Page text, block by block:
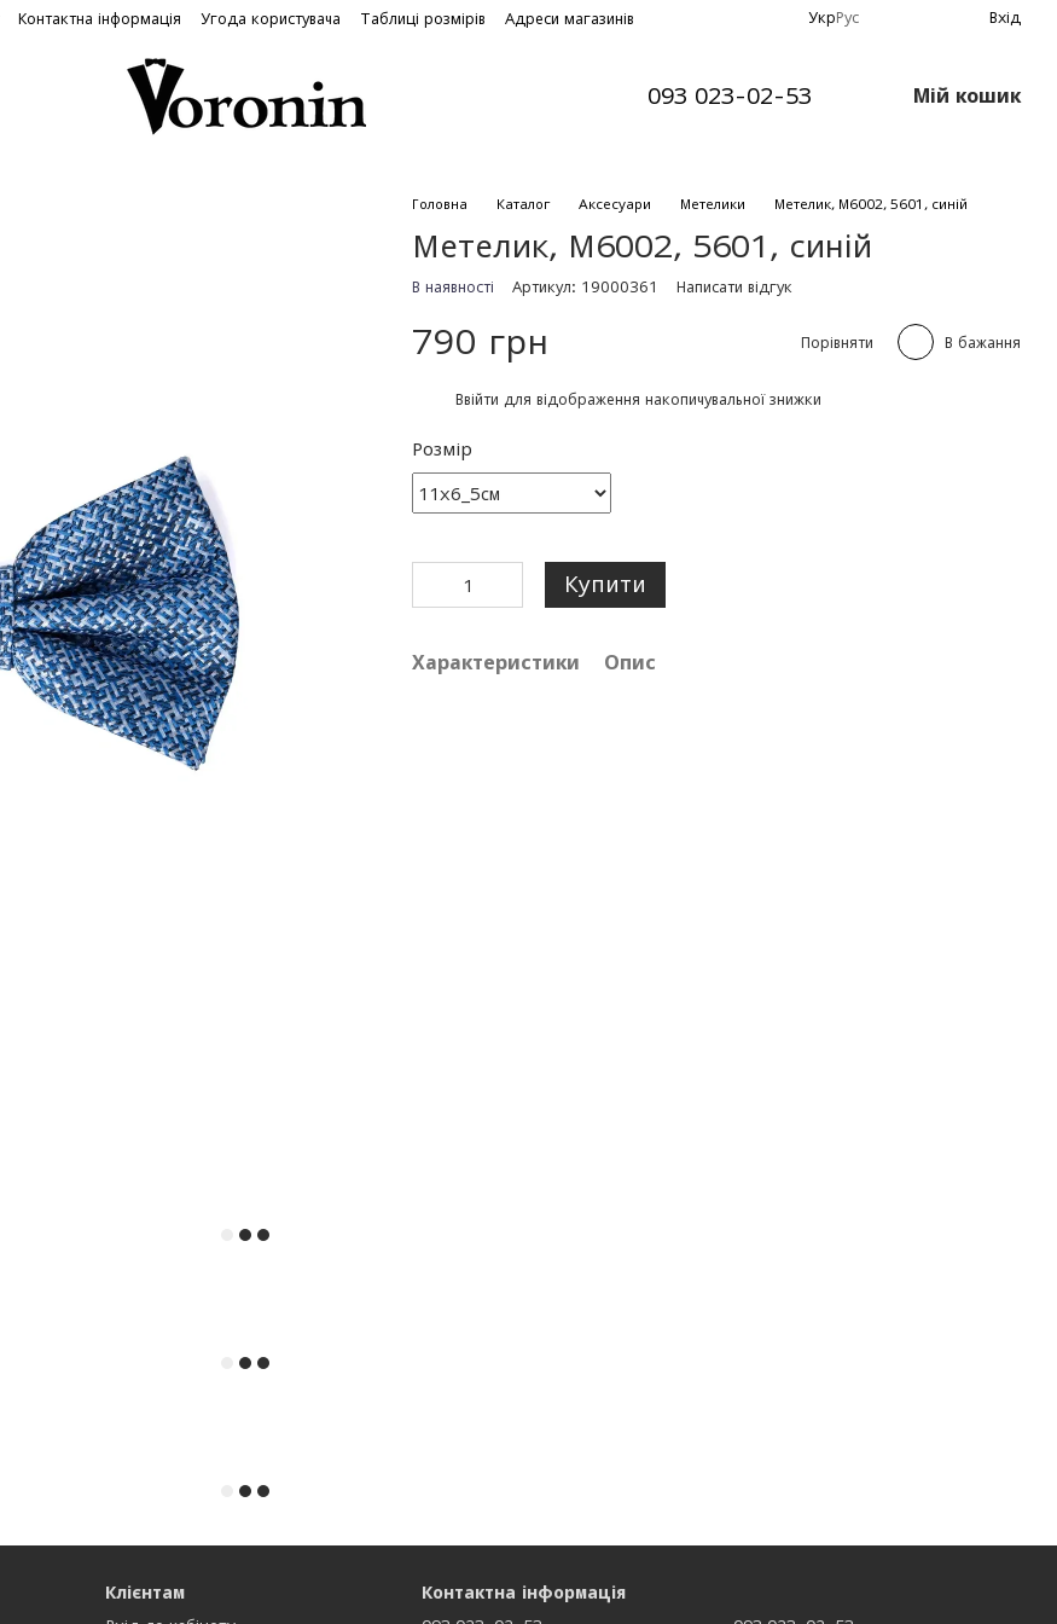
Контактна інформація Угода користувача Таблиці розмірів Адреси магазинів УкрРус Вхід
093 023-02-53 Мій кошик
Головна Каталог Аксесуари Метелики Метелик, М6002, 5601, синiй
Метелик, М6002, 5601, синiй
В наявності Артикул: 19000361 Написати відгук
790 грн Порівняти В бажання
Ввійти для відображення накопичувальної знижки
Розмір
Купити
Характеристики Опис
Клієнтам Контактна інформація